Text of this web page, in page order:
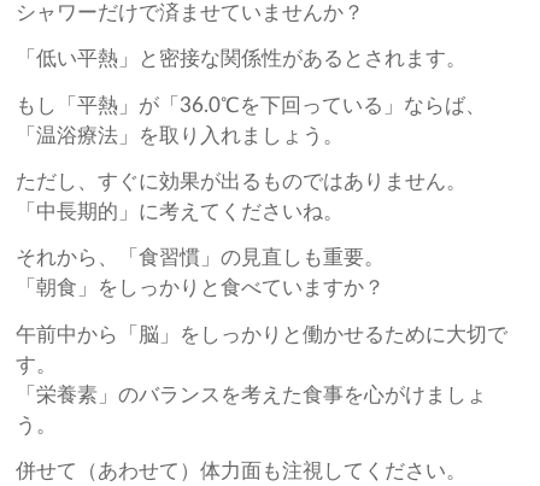
シャワーだけで済ませていませんか？
「低い平熱」と密接な関係性があるとされます。
もし「平熱」が「36.0℃を下回っている」ならば、
「温浴療法」を取り入れましょう。
ただし、すぐに効果が出るものではありません。
「中長期的」に考えてくださいね。
それから、「食習慣」の見直しも重要。
「朝食」をしっかりと食べていますか？
午前中から「脳」をしっかりと働かせるために大切で
す。
「栄養素」のバランスを考えた食事を心がけましょ
う。
併せて（あわせて）体力面も注視してください。